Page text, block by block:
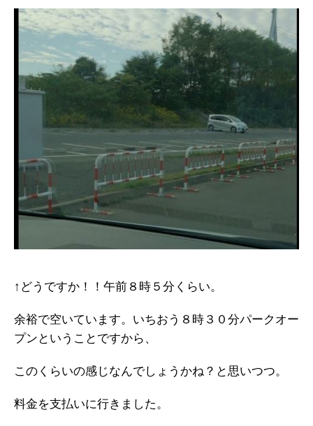
↑どうですか！！午前８時５分くらい。
余裕で空いています。いちおう８時３０分パークオー
プンということですから、
このくらいの感じなんでしょうかね？と思いつつ。
料金を支払いに行きました。